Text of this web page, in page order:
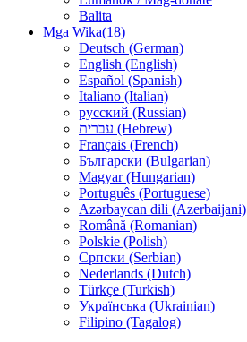
Balita
Mga Wika(18)
Deutsch (German)
English (English)
Español (Spanish)
Italiano (Italian)
русский (Russian)
עברית (Hebrew)
Français (French)
Български (Bulgarian)
Magyar (Hungarian)
Português (Portuguese)
Azərbaycan dili (Azerbaijani)
Română (Romanian)
Polskie (Polish)
Српски (Serbian)
Nederlands (Dutch)
Türkçe (Turkish)
Українська (Ukrainian)
Filipino (Tagalog)